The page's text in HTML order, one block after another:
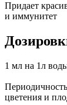
Придает
и иммунитет
1 мл на 1л
цветения и